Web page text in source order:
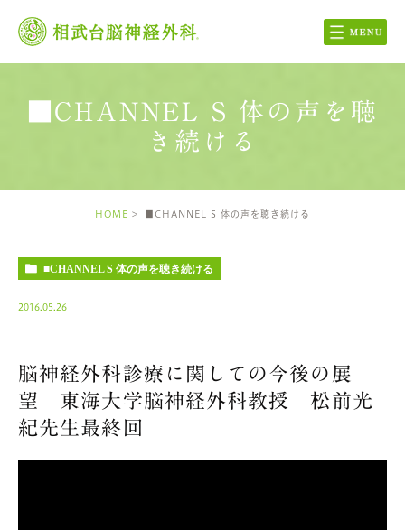
■CHANNEL S 体の声を聴
き続ける
HOME ■CHANNEL S 体の声を聴き続ける
■CHANNEL S 体の声を聴き続ける
2016.05.26
脳神経外科診療に関しての今後の展
望 東海大学脳神経外科教授 松前光
紀先生最終回